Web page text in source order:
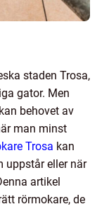
staden Trosa,
gator. Men
behovet av
man minst
Trosa kan
uppstår eller när
artikel
rörmokare, de